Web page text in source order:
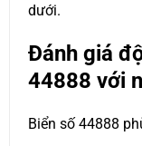
dưới.
Đánh giá
44888 với
Biển số 44888